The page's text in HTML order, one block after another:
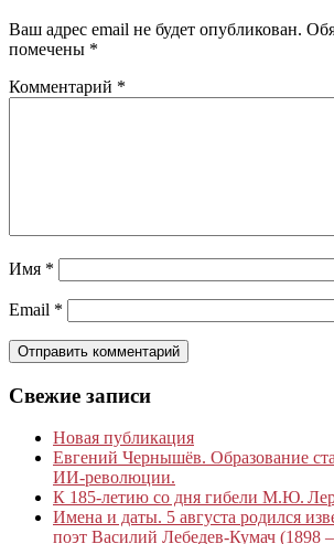
Ваш адрес email не будет опубликован.
помечены *
Комментарий *
Имя *
Email *
Свежие записи
Новая публикация
Евгений Чернышёв. Образование
ИИ-революции.
К 185‑летию со дня гибели М.Ю.
Имена и даты. 5 августа родился
поэт Василий Лебедев-Кумач (1898